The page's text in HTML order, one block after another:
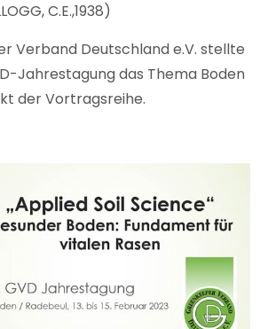
C.E.,1938)
Verband Deutschland e.V. stellte
Jahrestagung das Thema Boden
der Vortragsreihe.